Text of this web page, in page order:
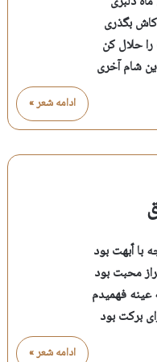
بگذری
حلال کن
شام آخری
ادامه شعر »
اٌبهت بود
محبت بود
فهمیدم
برکت بود
ادامه شعر »